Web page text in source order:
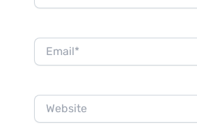
Email*
Website